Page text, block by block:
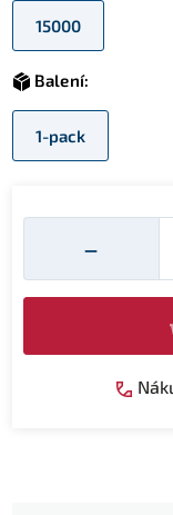
15000
Balení:
1-pack
−